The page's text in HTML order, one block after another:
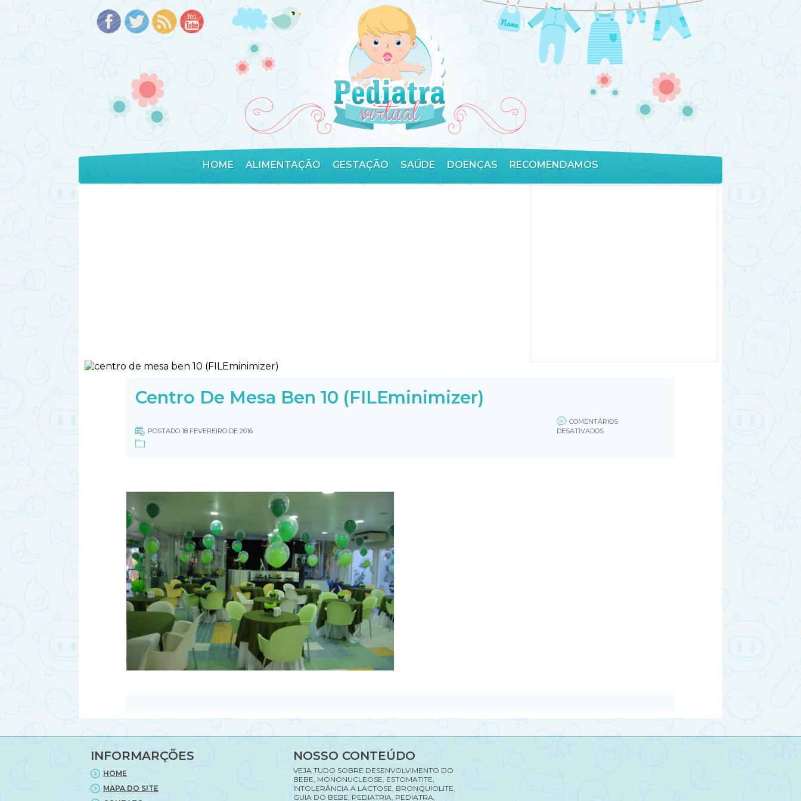
HOME ALIMENTAÇÃO GESTAÇÃO SAÚDE DOENÇAS RECOMENDAMOS
Centro De Mesa Ben 10 (FILEminimizer)
POSTADO 18 FEVEREIRO DE 2016
COMENTÁRIOS
DESATIVADOSEM
INFORMARÇÕES
HOME
MAPA DO SITE
NOSSO CONTEÚDO
VEJA TUDO SOBRE DESENVOLVIMENTO DO
BEBE, MONONUCLEOSE, ESTOMATITE,
INTOLERÂNCIA A LACTOSE, BRONQUIOLITE,
GUIA DO BEBE, PEDIATRIA, PEDIATRA,